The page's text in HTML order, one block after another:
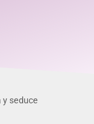
y seduce